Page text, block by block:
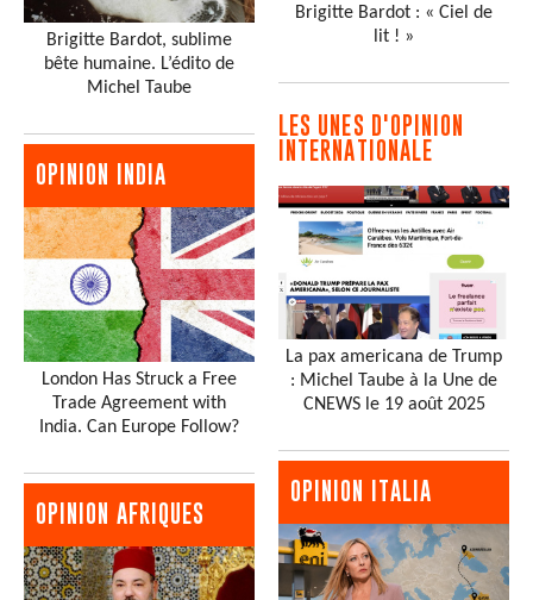
Brigitte Bardot, sublime
bête humaine. L’édito de
Michel Taube
OPINION INDIA
London Has Struck a Free
Trade Agreement with
India. Can Europe Follow?
OPINION AFRIQUES
Brigitte Bardot : « Ciel de
lit ! »
LES UNES D'OPINION
INTERNATIONALE
La pax americana de Trump
: Michel Taube à la Une de
CNEWS le 19 août 2025
OPINION ITALIA